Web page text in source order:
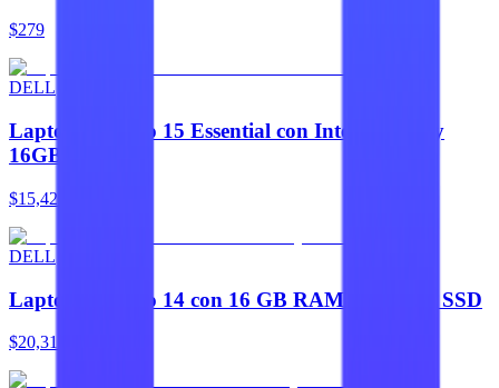
$279
DELL
Laptop Dell Pro 15 Essential con Intel Core i5 y
16GB
$15,421
DELL
Laptop Dell Pro 14 con 16 GB RAM y 512 GB SSD
$20,318